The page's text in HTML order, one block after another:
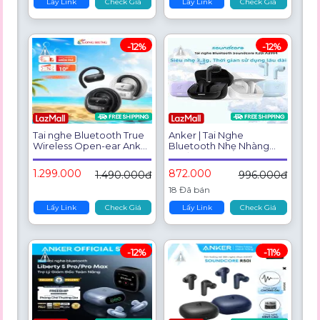
Faster Charging, Studio-
Level Hi-Fi Music, Clear
Tai nghe Bluetooth True
Wireless Open-ear Anker
Soundcore V40i A3878 -
Hàng chính hãng - Thiết
kế mở, nghe nhạc 6 giờ,
1.299.000 1.490.000đ
Lấy Link Check Giá
-12%
Anker | Tai Nghe
Bluetooth Nhẹ Nhàng
Thoải Mái Phù Hợp Chơi
Game
872.000 996.000đ
18 Đã bán
Lấy Link Check Giá
-12%
-12% -11%